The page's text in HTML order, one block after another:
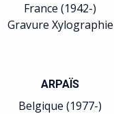
France (1942-)
Gravure Xylographie
ARPAÏS
Belgique (1977-)